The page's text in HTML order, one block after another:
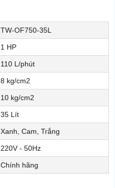
TW-OF750-35L
1 HP
110 L/phút
8 kg/cm2
10 kg/cm2
35 Lít
Xanh, Cam, Trắng
220V - 50Hz
Chính hãng